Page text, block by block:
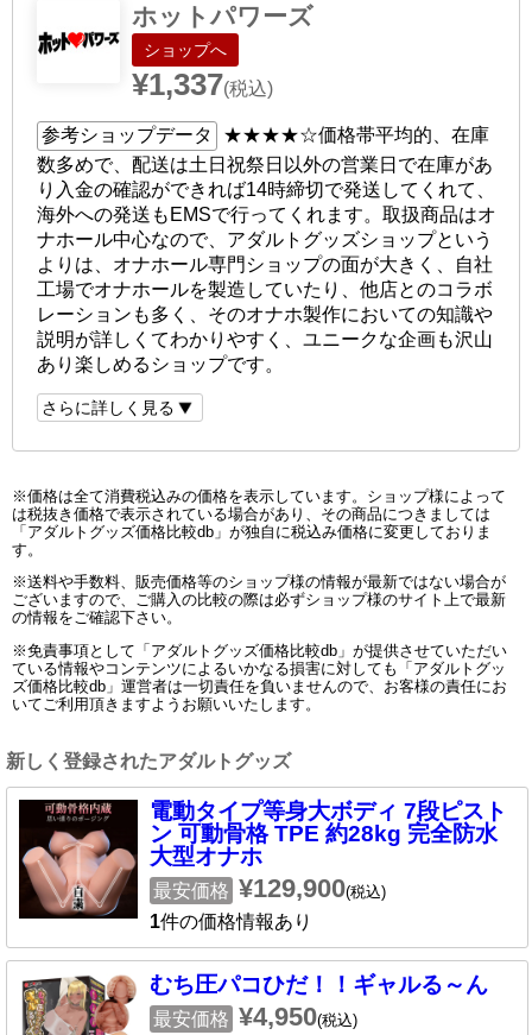
ホットパワーズ
ショップへ
¥1,337(税込)
参考ショップデータ ★★★★☆価格帯平均的、在庫
数多めで、配送は土日祝祭日以外の営業日で在庫があ
り入金の確認ができれば14時締切で発送してくれて、
海外への発送もEMSで行ってくれます。取扱商品はオ
ナホール中心なので、アダルトグッズショップという
よりは、オナホール専門ショップの面が大きく、自社
工場でオナホールを製造していたり、他店とのコラボ
レーションも多く、そのオナホ製作においての知識や
説明が詳しくてわかりやすく、ユニークな企画も沢山
あり楽しめるショップです。
さらに詳しく見る
※価格は全て消費税込みの価格を表示しています。ショップ様によって
は税抜き価格で表示されている場合があり、その商品につきましては
「アダルトグッズ価格比較db」が独自に税込み価格に変更しておりま
す。
※送料や手数料、販売価格等のショップ様の情報が最新ではない場合が
ございますので、ご購入の比較の際は必ずショップ様のサイト上で最新
の情報をご確認下さい。
※免責事項として「アダルトグッズ価格比較db」が提供させていただい
ている情報やコンテンツによるいかなる損害に対しても「アダルトグッ
ズ価格比較db」運営者は一切責任を負いませんので、お客様の責任にお
いてご利用頂きますようお願いいたします。
新しく登録されたアダルトグッズ
電動タイプ等身大ボディ 7段ピスト
ン 可動骨格 TPE 約28kg 完全防水
大型オナホ
最安価格 ¥129,900(税込)
1件の価格情報あり
むち圧パコひだ！！ギャルる～ん
最安価格 ¥4,950(税込)